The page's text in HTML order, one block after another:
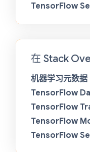
TensorFlow
在 Stack
机器学习元数据
TensorFlow
TensorFlow
TensorFlow
TensorFlow